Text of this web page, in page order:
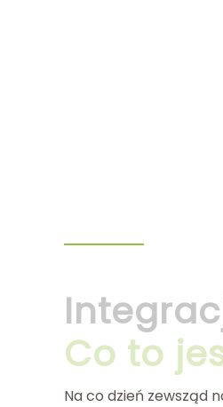
Co to
Na co dzień zewsząd